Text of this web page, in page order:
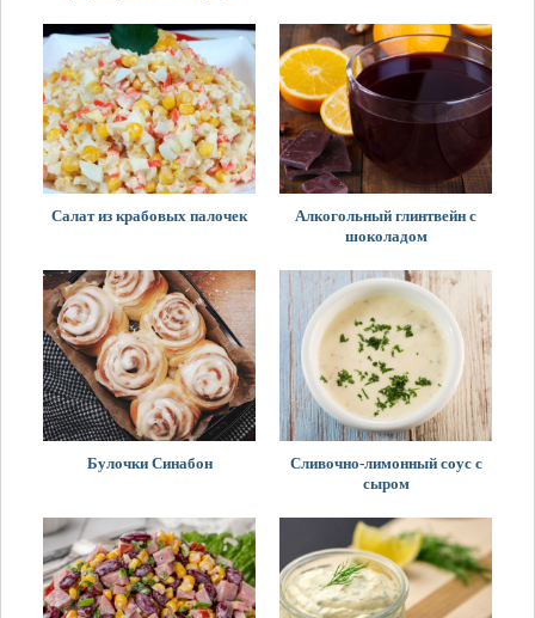
Салат из крабовых палочек
Алкогольный глинтвейн с
шоколадом
Булочки Синабон
Сливочно-лимонный соус с
сыром